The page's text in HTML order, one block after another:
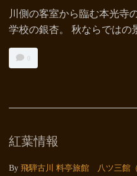
川側の客室から臨む本光寺
学校の銀杏。 秋ならではの
0
紅葉情報
By 飛騨古川 料亭旅館 八ツ三館（